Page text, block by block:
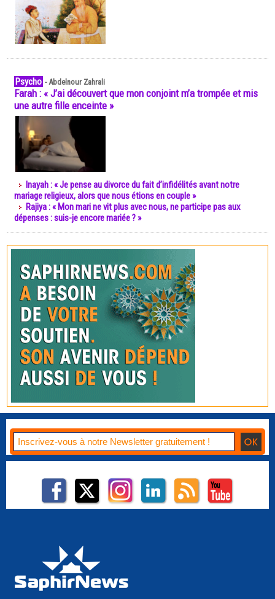
Psycho -Abdelnour Zahrali
Farah : « J’ai découvert que mon conjoint m’a trompée et mis
une autre fille enceinte »
Inayah : « Je pense au divorce du fait d’infidélités avant notre
mariage religieux, alors que nous étions en couple »
Rajiya : « Mon mari ne vit plus avec nous, ne participe pas aux
dépenses : suis-je encore mariée ? »